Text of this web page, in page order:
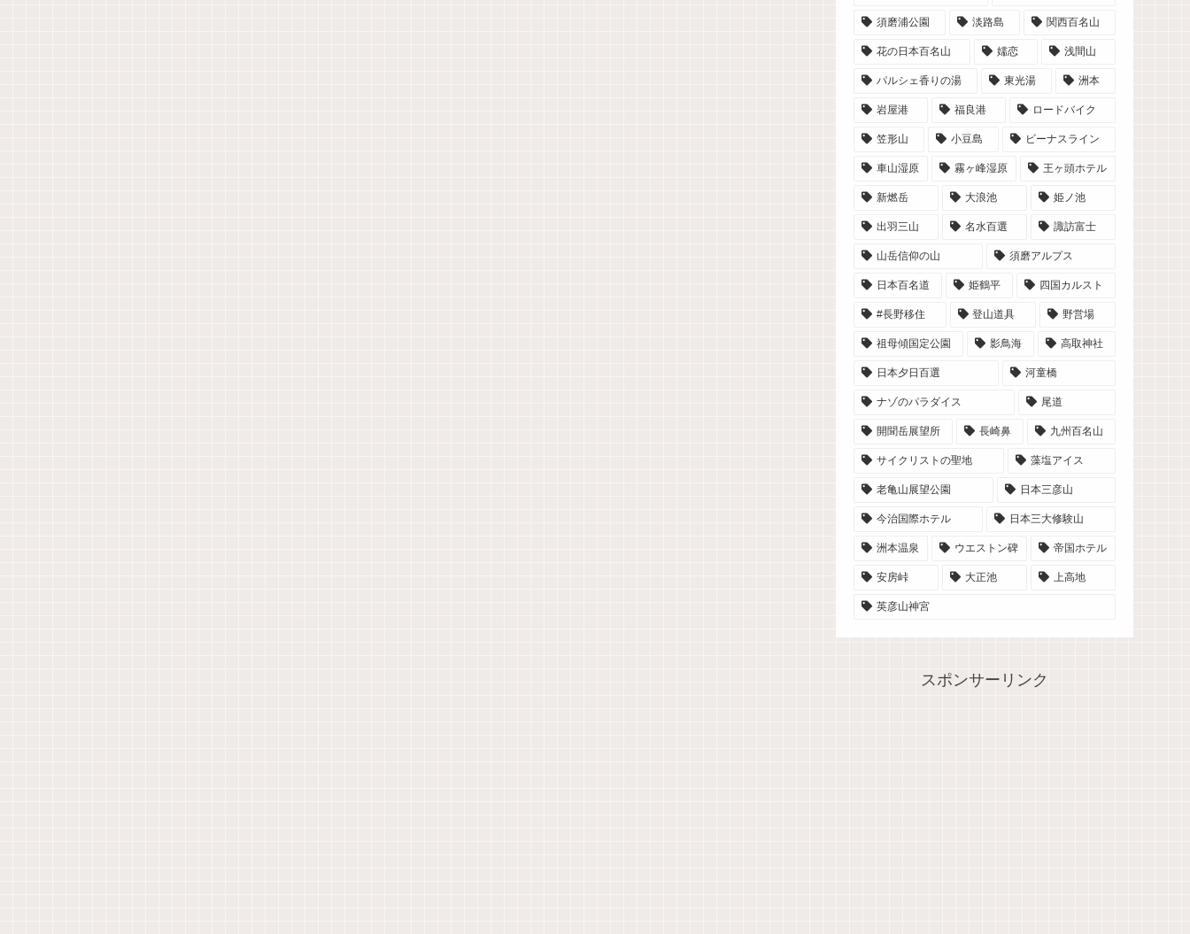
須磨浦公園 淡路島 関西百名山
花の日本百名山 嬬恋 浅間山
パルシェ香りの湯 東光湯 洲本
岩屋港 福良港 ロードバイク
笠形山 小豆島 ビーナスライン
車山湿原 霧ヶ峰湿原 王ヶ頭ホテル
新燃岳 大浪池 姫ノ池
出羽三山 名水百選 諏訪富士
山岳信仰の山 須磨アルプス
日本百名道 姫鶴平 四国カルスト
#長野移住 登山道具 野営場
祖母傾国定公園 影鳥海 高取神社
日本夕日百選 河童橋
ナゾのパラダイス 尾道
開聞岳展望所 長崎鼻 九州百名山
サイクリストの聖地 藻塩アイス
老亀山展望公園 日本三彦山
今治国際ホテル 日本三大修験山
洲本温泉 ウエストン碑 帝国ホテル
安房峠 大正池 上高地
英彦山神宮
スポンサーリンク